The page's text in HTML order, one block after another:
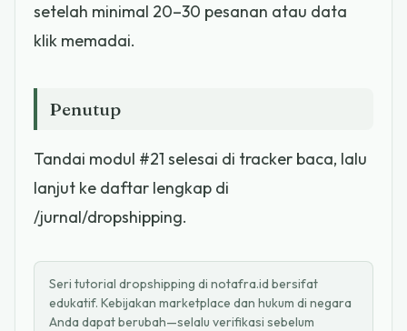
setelah minimal 20–30 pesanan atau data
klik memadai.
Penutup
Tandai modul #21 selesai di tracker baca, lalu
lanjut ke daftar lengkap di
/jurnal/dropshipping.
Seri tutorial dropshipping di notafra.id bersifat
edukatif. Kebijakan marketplace dan hukum di negara
Anda dapat berubah—selalu verifikasi sebelum